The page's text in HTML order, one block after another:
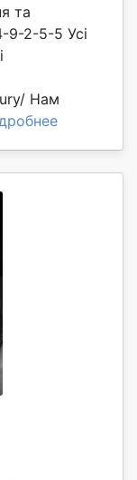
та
9-2-5-5 Усі
Нам